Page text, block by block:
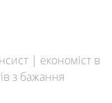
| економіст в
з бажання